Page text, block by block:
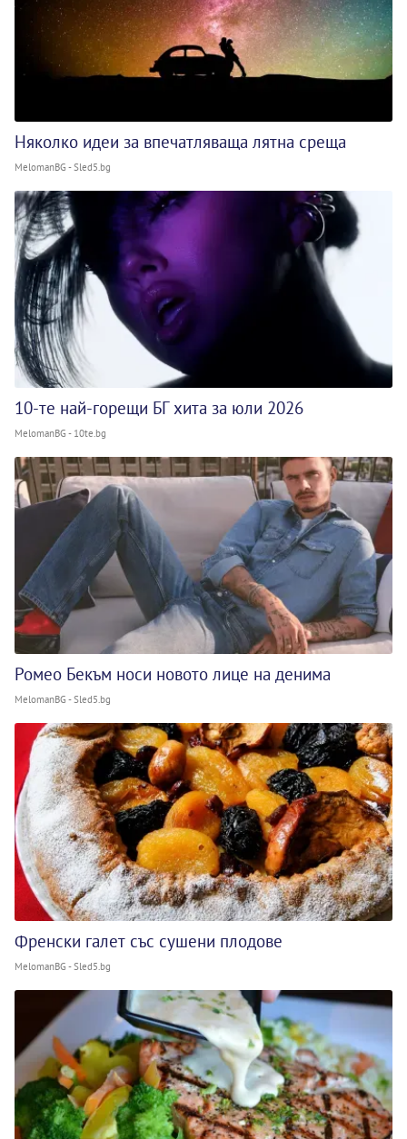
Няколко идеи за впечатляваща лятна среща
MelomanBG - Sled5.bg
10-те най-горещи БГ хита за юли 2026
MelomanBG - 10te.bg
Ромео Бекъм носи новото лице на денима
MelomanBG - Sled5.bg
Френски галет със сушени плодове
MelomanBG - Sled5.bg